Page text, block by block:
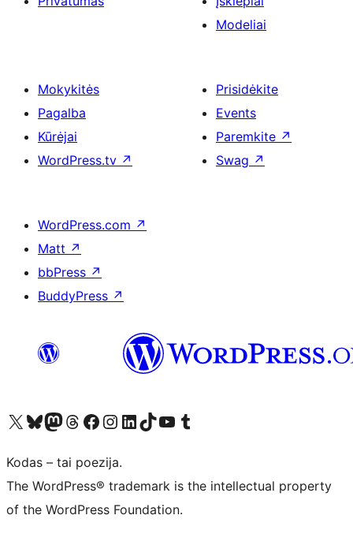
Modeliai
Mokykitės
Pagalba
Kūrėjai
WordPress.tv ↗
Prisidėkite
Events
Paremkite ↗
Swag ↗
WordPress.com ↗
Matt ↗
bbPress ↗
BuddyPress ↗
Visit our X (formerly Twitter) account
Apsilankykite mūsų Bluesky paskyroje
Visit our Mastodon account
Apsilankykite mūsų Threads paskyroje
Visit our Facebook page
Visit our Instagram account
Visit our LinkedIn account
Apsilankykite mūsų TikTok paskyroje
Visit our YouTube channel
Apsilankykite mūsų Tumblr paskyroje
Kodas – tai poezija.
The WordPress® trademark is the intellectual property
of the WordPress Foundation.